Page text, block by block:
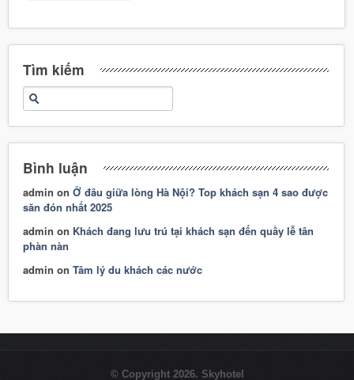
Tìm kiếm
Bình luận
admin onỞ đâu giữa lòng Hà Nội? Top khách sạn 4 sao được
săn đón nhất 2025
admin on Khách đang lưu trú tại khách sạn đến quầy lễ tân
phàn nàn
admin onTâm lý du khách các nước
© Copyright 2026. Skyhotel